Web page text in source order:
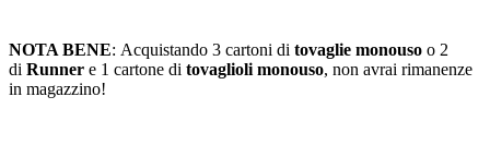
NOTA BENE: Acquistando 3 cartoni di tovaglie monouso o 2
di Runner e 1 cartone di tovaglioli monouso, non avrai rimanenze
in magazzino!